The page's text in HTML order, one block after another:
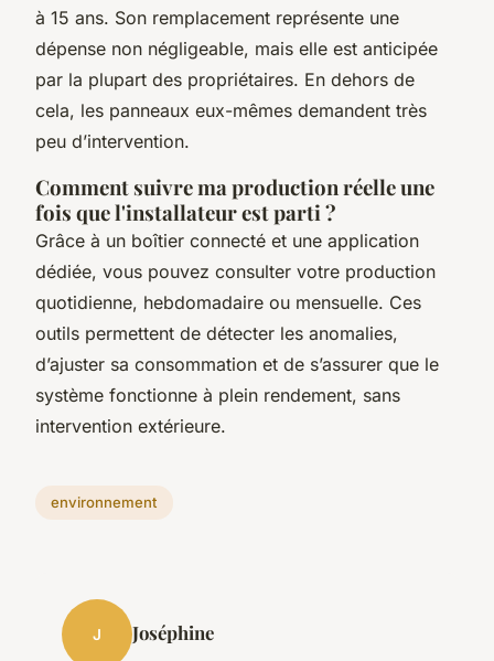
à 15 ans. Son remplacement représente une
dépense non négligeable, mais elle est anticipée
par la plupart des propriétaires. En dehors de
cela, les panneaux eux-mêmes demandent très
peu d’intervention.
Comment suivre ma production réelle une
fois que l'installateur est parti ?
Grâce à un boîtier connecté et une application
dédiée, vous pouvez consulter votre production
quotidienne, hebdomadaire ou mensuelle. Ces
outils permettent de détecter les anomalies,
d’ajuster sa consommation et de s’assurer que le
système fonctionne à plein rendement, sans
intervention extérieure.
environnement
J Joséphine